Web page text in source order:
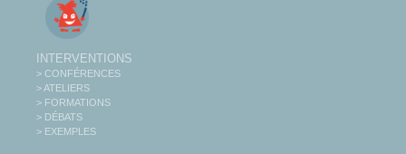
INTERVENTIONS
> CONFÉRENCES
> ATELIERS
> FORMATIONS
> DÉBATS
> EXEMPLES